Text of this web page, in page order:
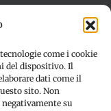
come i cookie
del dispositivo. Il
dati come il
sito. Non
su